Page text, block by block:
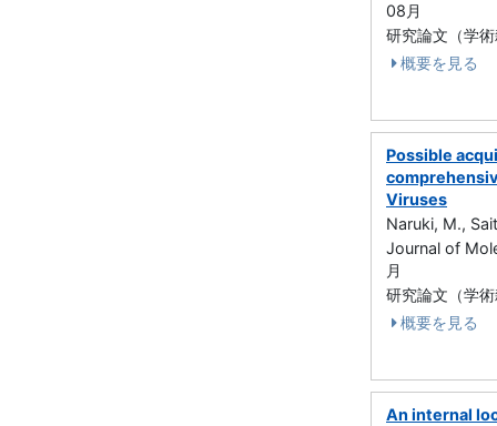
08月
研究論文（学
概要を見る
Possible
Viruses
Naruki, M.,
Journal of
月
研究論文（学
概要を見る
An internal